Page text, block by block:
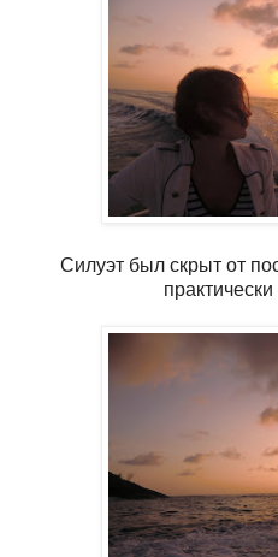
Силуэт был скрыт от